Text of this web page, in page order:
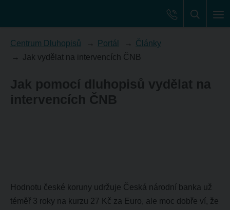
Centrum Dluhopisů Portál
Články
Jak vydělat na intervencích ČNB
Jak pomocí dluhopisů vydělat na
intervencích ČNB
Hodnotu české koruny udržuje Česká národní banka už
téměř 3 roky na kurzu 27 Kč za Euro, ale moc dobře ví, že